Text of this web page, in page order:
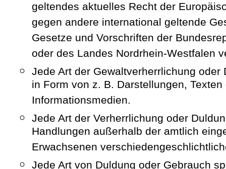
geltendes aktuelles Recht der
gegen andere international geltende
Gesetze und Vorschriften der
oder des Landes Nordrhein-Westfalen
Jede Art der Gewaltverherrlichung oder
in Form von z. B. Darstellungen,
Informationsmedien.
Jede Art der Verherrlichung oder
Handlungen außerhalb der amtlich
Erwachsenen
Jede Art von Duldung oder Gebrauch